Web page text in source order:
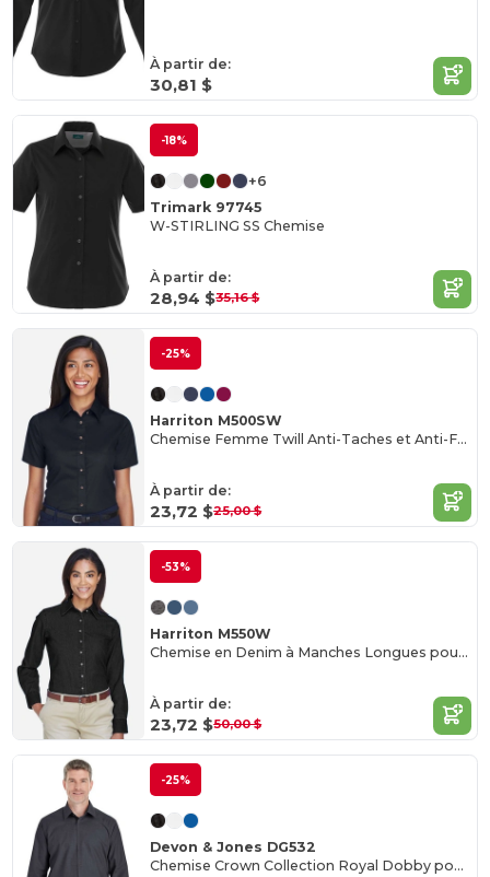
À partir de:
30,81 $
-18%
+6
Trimark 97745
W-STIRLING SS Chemise
À partir de:
28,94 $35,16 $
-25%
Harriton M500SW
Chemise Femme Twill Anti-Taches et Anti-Froissement
À partir de:
23,72 $25,00 $
-53%
Harriton M550W
Chemise en Denim à Manches Longues pour Femmes
À partir de:
23,72 $50,00 $
-25%
Devon & Jones DG532
Chemise Crown Collection Royal Dobby pour homme